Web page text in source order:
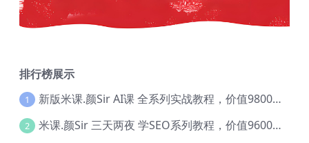
排行榜展示
1 新版米课.颜Sir AI课 全系列实战教程，价值9800，跨境首选！【Ag-0052】
2 米课.颜Sir 三天两夜 学SEO系列教程，价值9600元，跨境人都在学 【Ag-0056】